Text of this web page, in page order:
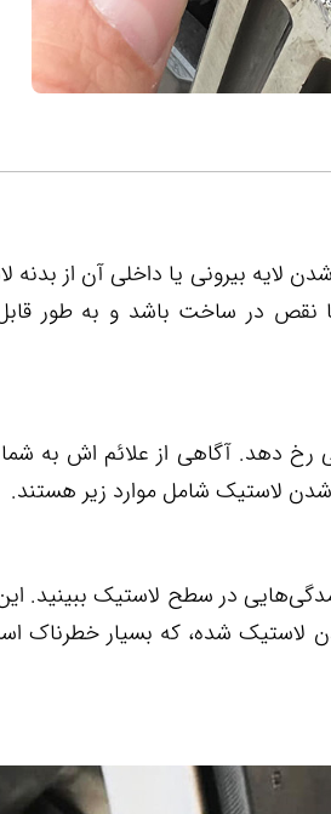
بیرونی یا داخلی آن از بدنه
نقص در ساخت باشد و به طور
رخ دهد. آگاهی از علائم اش به
لاستیک شامل موارد زیر هستند.
در سطح لاستیک ببینید.
لاستیک شده، که بسیار خطرناک